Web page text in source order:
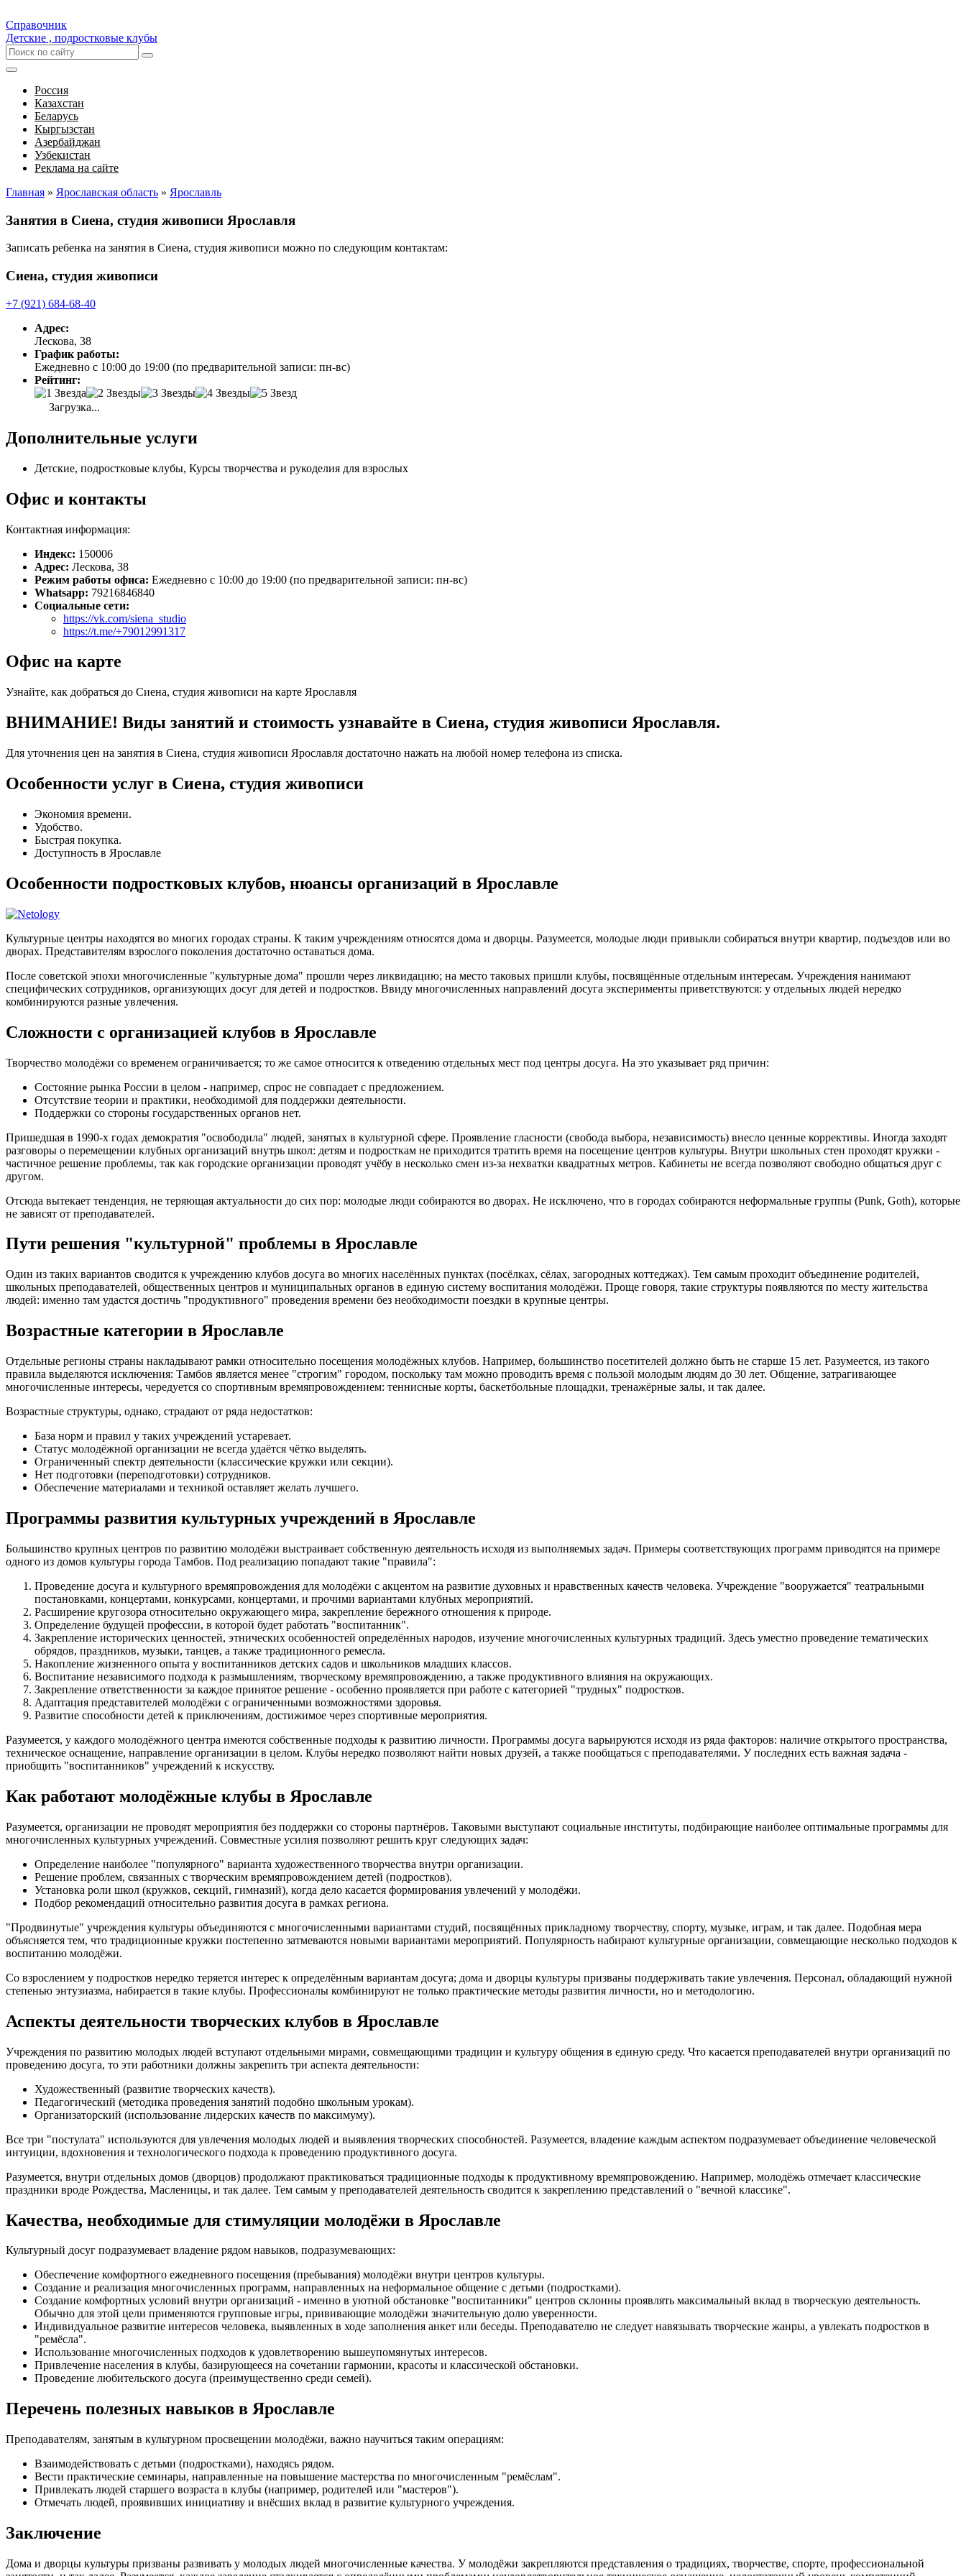
Справочник
Детские , подростковые клубы
Россия
Казахстан
Беларусь
Кыргызстан
Азербайджан
Узбекистан
Реклама на сайте
Главная » Ярославская область » Ярославль
Занятия в Сиена, студия живописи Ярославля
Записать ребенка на занятия в Сиена, студия живописи можно по следующим контактам:
Сиена, студия живописи
+7 (921) 684-68-40
Адрес:
Лескова, 38
График работы:
Ежедневно с 10:00 до 19:00 (по предварительной записи: пн-вс)
Рейтинг:
Загрузка...
Дополнительные услуги
Детские, подростковые клубы, Курсы творчества и рукоделия для взрослых
Офис и контакты
Контактная информация:
Индекс: 150006
Адрес: Лескова, 38
Режим работы офиса: Ежедневно с 10:00 до 19:00 (по предварительной записи: пн-вс)
Whatsapp: 79216846840
Социальные сети:
https://vk.com/siena_studio
https://t.me/+79012991317
Офис на карте
Узнайте, как добраться до Сиена, студия живописи на карте Ярославля
ВНИМАНИЕ! Виды занятий и стоимость узнавайте в Сиена, студия живописи Ярославля.
Для уточнения цен на занятия в Сиена, студия живописи Ярославля достаточно нажать на любой номер телефона из списка.
Особенности услуг в Сиена, студия живописи
Экономия времени.
Удобство.
Быстрая покупка.
Доступность в Ярославле
Особенности подростковых клубов, нюансы организаций в Ярославле
Культурные центры находятся во многих городах страны. К таким учреждениям относятся дома и дворцы. Разумеется, молодые люди привыкли собираться внутри квартир, подъездов или во
дворах. Представителям взрослого поколения достаточно оставаться дома.
После советской эпохи многочисленные "культурные дома" прошли через ликвидацию; на место таковых пришли клубы, посвящённые отдельным интересам. Учреждения нанимают
специфических сотрудников, организующих досуг для детей и подростков. Ввиду многочисленных направлений досуга эксперименты приветствуются: у отдельных людей нередко
комбинируются разные увлечения.
Сложности с организацией клубов в Ярославле
Творчество молодёжи со временем ограничивается; то же самое относится к отведению отдельных мест под центры досуга. На это указывает ряд причин:
Состояние рынка России в целом - например, спрос не совпадает с предложением.
Отсутствие теории и практики, необходимой для поддержки деятельности.
Поддержки со стороны государственных органов нет.
Пришедшая в 1990-х годах демократия "освободила" людей, занятых в культурной сфере. Проявление гласности (свобода выбора, независимость) внесло ценные коррективы. Иногда заходят
разговоры о перемещении клубных организаций внутрь школ: детям и подросткам не приходится тратить время на посещение центров культуры. Внутри школьных стен проходят кружки -
частичное решение проблемы, так как городские организации проводят учёбу в несколько смен из-за нехватки квадратных метров. Кабинеты не всегда позволяют свободно общаться друг с
другом.
Отсюда вытекает тенденция, не теряющая актуальности до сих пор: молодые люди собираются во дворах. Не исключено, что в городах собираются неформальные группы (Punk, Goth), которые
не зависят от преподавателей.
Пути решения "культурной" проблемы в Ярославле
Один из таких вариантов сводится к учреждению клубов досуга во многих населённых пунктах (посёлках, сёлах, загородных коттеджах). Тем самым проходит объединение родителей,
школьных преподавателей, общественных центров и муниципальных органов в единую систему воспитания молодёжи. Проще говоря, такие структуры появляются по месту жительства
людей: именно там удастся достичь "продуктивного" проведения времени без необходимости поездки в крупные центры.
Возрастные категории в Ярославле
Отдельные регионы страны накладывают рамки относительно посещения молодёжных клубов. Например, большинство посетителей должно быть не старше 15 лет. Разумеется, из такого
правила выделяются исключения: Тамбов является менее "строгим" городом, поскольку там можно проводить время с пользой молодым людям до 30 лет. Общение, затрагивающее
многочисленные интересы, чередуется со спортивным времяпровождением: теннисные корты, баскетбольные площадки, тренажёрные залы, и так далее.
Возрастные структуры, однако, страдают от ряда недостатков:
База норм и правил у таких учреждений устаревает.
Статус молодёжной организации не всегда удаётся чётко выделять.
Ограниченный спектр деятельности (классические кружки или секции).
Нет подготовки (переподготовки) сотрудников.
Обеспечение материалами и техникой оставляет желать лучшего.
Программы развития культурных учреждений в Ярославле
Большинство крупных центров по развитию молодёжи выстраивает собственную деятельность исходя из выполняемых задач. Примеры соответствующих программ приводятся на примере
одного из домов культуры города Тамбов. Под реализацию попадают такие "правила":
Проведение досуга и культурного времяпровождения для молодёжи с акцентом на развитие духовных и нравственных качеств человека. Учреждение "вооружается" театральными
постановками, концертами, конкурсами, концертами, и прочими вариантами клубных мероприятий.
Расширение кругозора относительно окружающего мира, закрепление бережного отношения к природе.
Определение будущей профессии, в которой будет работать "воспитанник".
Закрепление исторических ценностей, этнических особенностей определённых народов, изучение многочисленных культурных традиций. Здесь уместно проведение тематических
обрядов, праздников, музыки, танцев, а также традиционного ремесла.
Накопление жизненного опыта у воспитанников детских садов и школьников младших классов.
Воспитание независимого подхода к размышлениям, творческому времяпровождению, а также продуктивного влияния на окружающих.
Закрепление ответственности за каждое принятое решение - особенно проявляется при работе с категорией "трудных" подростков.
Адаптация представителей молодёжи с ограниченными возможностями здоровья.
Развитие способности детей к приключениям, достижимое через спортивные мероприятия.
Разумеется, у каждого молодёжного центра имеются собственные подходы к развитию личности. Программы досуга варьируются исходя из ряда факторов: наличие открытого пространства,
техническое оснащение, направление организации в целом. Клубы нередко позволяют найти новых друзей, а также пообщаться с преподавателями. У последних есть важная задача -
приобщить "воспитанников" учреждений к искусству.
Как работают молодёжные клубы в Ярославле
Разумеется, организации не проводят мероприятия без поддержки со стороны партнёров. Таковыми выступают социальные институты, подбирающие наиболее оптимальные программы для
многочисленных культурных учреждений. Совместные усилия позволяют решить круг следующих задач:
Определение наиболее "популярного" варианта художественного творчества внутри организации.
Решение проблем, связанных с творческим времяпровождением детей (подростков).
Установка роли школ (кружков, секций, гимназий), когда дело касается формирования увлечений у молодёжи.
Подбор рекомендаций относительно развития досуга в рамках региона.
"Продвинутые" учреждения культуры объединяются с многочисленными вариантами студий, посвящённых прикладному творчеству, спорту, музыке, играм, и так далее. Подобная мера
объясняется тем, что традиционные кружки постепенно затмеваются новыми вариантами мероприятий. Популярность набирают культурные организации, совмещающие несколько подходов к
воспитанию молодёжи.
Со взрослением у подростков нередко теряется интерес к определённым вариантам досуга; дома и дворцы культуры призваны поддерживать такие увлечения. Персонал, обладающий нужной
степенью энтузиазма, набирается в такие клубы. Профессионалы комбинируют не только практические методы развития личности, но и методологию.
Аспекты деятельности творческих клубов в Ярославле
Учреждения по развитию молодых людей вступают отдельными мирами, совмещающими традиции и культуру общения в единую среду. Что касается преподавателей внутри организаций по
проведению досуга, то эти работники должны закрепить три аспекта деятельности:
Художественный (развитие творческих качеств).
Педагогический (методика проведения занятий подобно школьным урокам).
Организаторский (использование лидерских качеств по максимуму).
Все три "постулата" используются для увлечения молодых людей и выявления творческих способностей. Разумеется, владение каждым аспектом подразумевает объединение человеческой
интуиции, вдохновения и технологического подхода к проведению продуктивного досуга.
Разумеется, внутри отдельных домов (дворцов) продолжают практиковаться традиционные подходы к продуктивному времяпровождению. Например, молодёжь отмечает классические
праздники вроде Рождества, Масленицы, и так далее. Тем самым у преподавателей деятельность сводится к закреплению представлений о "вечной классике".
Качества, необходимые для стимуляции молодёжи в Ярославле
Культурный досуг подразумевает владение рядом навыков, подразумевающих:
Обеспечение комфортного ежедневного посещения (пребывания) молодёжи внутри центров культуры.
Создание и реализация многочисленных программ, направленных на неформальное общение с детьми (подростками).
Создание комфортных условий внутри организаций - именно в уютной обстановке "воспитанники" центров склонны проявлять максимальный вклад в творческую деятельность.
Обычно для этой цели применяются групповые игры, прививающие молодёжи значительную долю уверенности.
Индивидуальное развитие интересов человека, выявленных в ходе заполнения анкет или беседы. Преподавателю не следует навязывать творческие жанры, а увлекать подростков в
"ремёсла".
Использование многочисленных подходов к удовлетворению вышеупомянутых интересов.
Привлечение населения в клубы, базирующееся на сочетании гармонии, красоты и классической обстановки.
Проведение любительского досуга (преимущественно среди семей).
Перечень полезных навыков в Ярославле
Преподавателям, занятым в культурном просвещении молодёжи, важно научиться таким операциям:
Взаимодействовать с детьми (подростками), находясь рядом.
Вести практические семинары, направленные на повышение мастерства по многочисленным "ремёслам".
Привлекать людей старшего возраста в клубы (например, родителей или "мастеров").
Отмечать людей, проявивших инициативу и внёсших вклад в развитие культурного учреждения.
Заключение
Дома и дворцы культуры призваны развивать у молодых людей многочисленные качества. У молодёжи закрепляются представления о традициях, творчестве, спорте, профессиональной